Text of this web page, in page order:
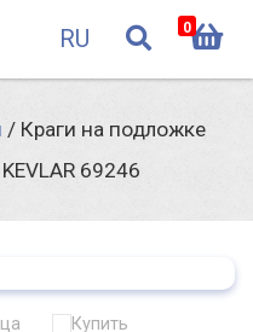
RU 0
/ Краги на подложке
69246